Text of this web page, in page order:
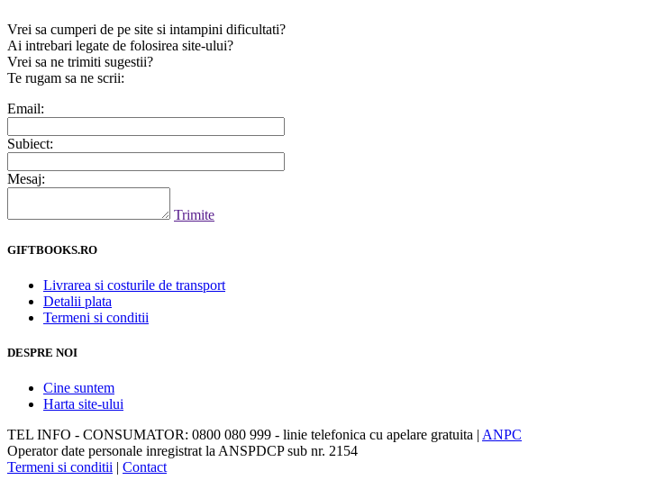
Vrei sa cumperi de pe site si intampini dificultati?
Ai intrebari legate de folosirea site-ului?
Vrei sa ne trimiti sugestii?
Te rugam sa ne scrii:
Email:
Subiect:
Mesaj:
Trimite
GIFTBOOKS.RO
Livrarea si costurile de transport
Detalii plata
Termeni si conditii
DESPRE NOI
Cine suntem
Harta site-ului
TEL INFO - CONSUMATOR: 0800 080 999 - linie telefonica cu apelare gratuita | ANPC
Operator date personale inregistrat la ANSPDCP sub nr. 2154
Termeni si conditii
Contact